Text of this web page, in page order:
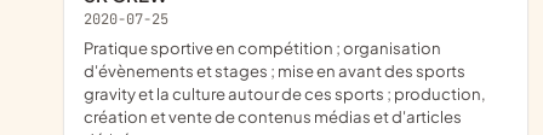
2020-07-25
pratique sportive en compétition ; organisation
d'évènements et stages ; mise en avant des sports
gravity et la culture autour de ces sports ; production,
création et vente de contenus médias et d'articles